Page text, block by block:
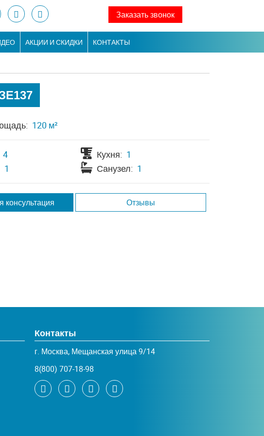
Заказать звонок
АКЦИИ И СКИДКИ КОНТАКТЫ
120 м²
4
1
Кухня: 1
Санузел: 1
консультация Отзывы
Контакты
г. Москва, Мещанская улица 9/14
8(800) 707-18-98